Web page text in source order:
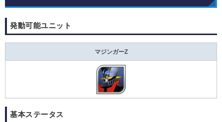
発動可能ユニット
マジンガーZ
基本ステータス